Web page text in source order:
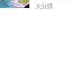
いきかた・
大分県